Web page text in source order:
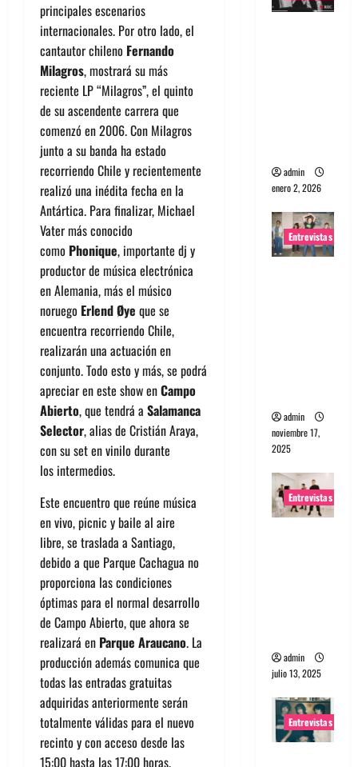
principales escenarios
internacionales. Por otro lado, el
cantautor chileno Fernando
Milagros, mostrará su más
reciente LP “Milagros”, el quinto
de su ascendente carrera que
comenzó en 2006. Con Milagros
junto a su banda ha estado
recorriendo Chile y recientemente
realizó una inédita fecha en la
Antártica. Para finalizar, Michael
Vater más conocido
como Phonique, importante dj y
productor de música electrónica
en Alemania, más el músico
noruego Erlend Øye que se
encuentra recorriendo Chile,
realizarán una actuación en
conjunto. Todo esto y más, se podrá
apreciar en este show enCampo
Abierto, que tendrá a Salamanca
Selector, alias de Cristián Araya,
con su set en vinilo durante
los intermedios.
Este encuentro que reúne música
en vivo, picnic y baile al aire
libre, se traslada a Santiago,
debido a que Parque Cachagua no
proporciona las condiciones
óptimas para el normal desarrollo
de Campo Abierto, que ahora se
realizará en Parque Araucano. La
producción además comunica que
todas las entradas gratuitas
adquiridas anteriormente serán
totalmente válidas para el nuevo
recinto y con acceso desde las
15:00 hasta las 17:00 horas.
admin
enero 2, 2026
Entrevistas
admin
noviembre 17,
2025
Entrevistas
admin
julio 13, 2025
Entrevistas